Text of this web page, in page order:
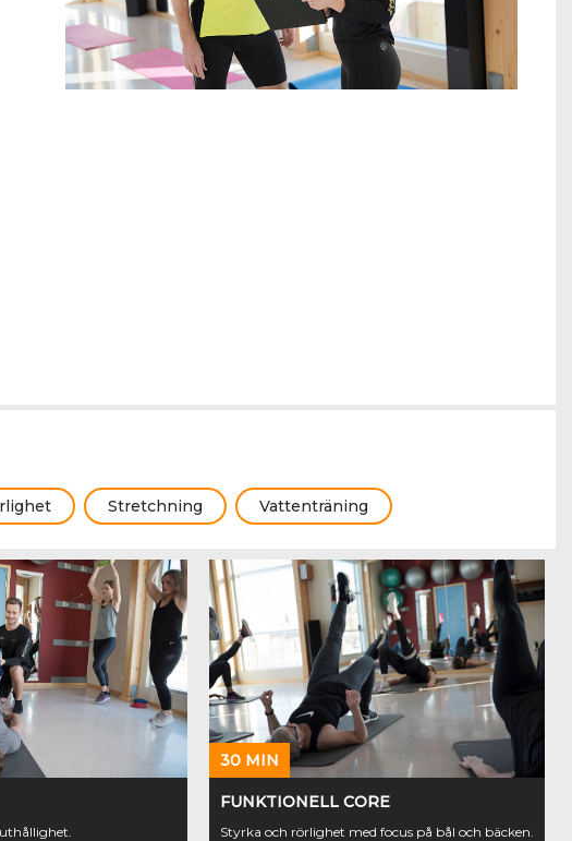
Stretchning Vattenträning
30 MIN
FUNKTIONELL CORE
Styrka och rörlighet med focus på bål och bäcken.